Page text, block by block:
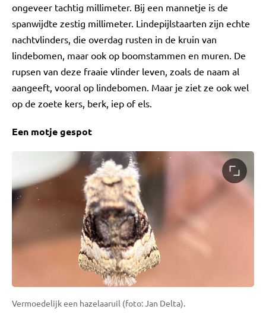
ongeveer tachtig millimeter. Bij een mannetje is de
spanwijdte zestig millimeter. Lindepijlstaarten zijn echte
nachtvlinders, die overdag rusten in de kruin van
lindebomen, maar ook op boomstammen en muren. De
rupsen van deze fraaie vlinder leven, zoals de naam al
aangeeft, vooral op lindebomen. Maar je ziet ze ook wel
op de zoete kers, berk, iep of els.
Een motje gespot
Vermoedelijk een hazelaaruil (foto: Jan Delta).